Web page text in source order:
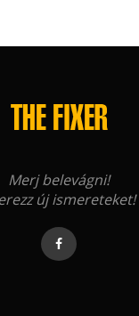
Merj belevágni!
új ismereteket!